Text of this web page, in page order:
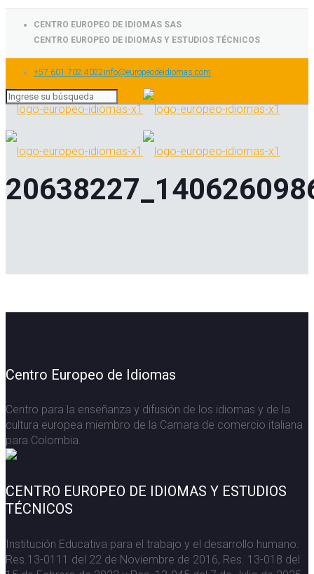
CENTRO EUROPEO DE IDIOMAS SAS
CENTRO EUROPEO DE IDIOMAS Y ESTUDIOS TÉCNICOS
+57 601 702 4022info@europeodeidiomas.com
Centro Europeo de Idiomas
Centro para la enseñanza y difusión de los idiomas y de la
cultura europea miembro de la Camara de comercio italiana
para Colombia.
CENTRO EUROPEO DE IDIOMAS Y ESTUDIOS
TÉCNICOS
Institución Educativa para el trabajo y el desarrollo humano:
Res.13-0111 del 22 de Noviembre de 2016, Res. 13-018 del